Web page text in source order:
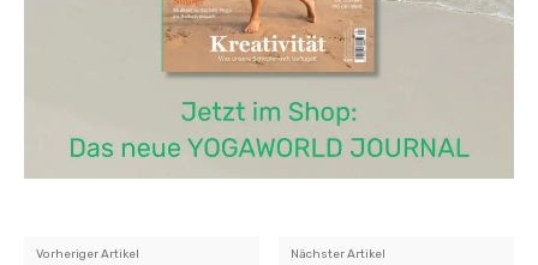
Vorheriger Artikel Nächster Artikel